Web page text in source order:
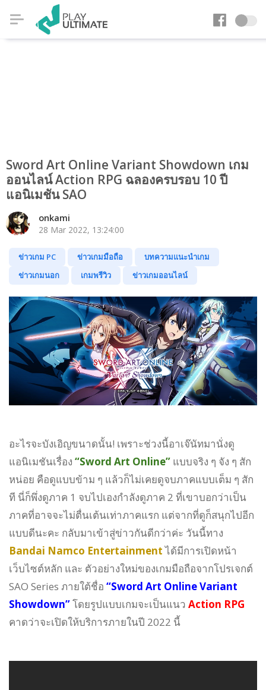
Sword Art Online Variant Showdown เกม
ออนไลน์ Action RPG ฉลองครบรอบ 10 ปี
แอนิเมชัน SAO
onkami
28 Mar 2022, 13:24:00
ข่าวเกม PC ข่าวเกมมือถือ
บทความแนะนำเกม
ข่าวเกมนอก
เกมพรีวิว ข่าวเกมออนไลน์
อะไรจะบังเอิญขนาดนั้น! เพราะช่วงนี้อาเจ๊นัทมานั่งดู
แอนิเมชันเรื่อง “Sword Art Online” แบบจริง ๆ จัง ๆ สัก
หน่อย คือดูแบบข้าม ๆ แล้วก็ไม่เคยดูจบภาคแบบเต็ม ๆ สัก
ที นี่ก็พึ่งดูภาค 1 จบไปเองกำลังดูภาค 2 ที่เขาบอกว่าเป็น
ภาคที่อาจจะไม่ตื่นเต้นเท่าภาคแรก แต่จากที่ดูก็สนุกไปอีก
แบบดีนะคะ กลับมาเข้าสู่ข่าวกันดีกว่าค่ะ วันนี้ทาง
Bandai Namco Entertainmentได้มีการเปิดหน้า
เว็บไซต์หลัก และ ตัวอย่างใหม่ของเกมมือถือจากโปรเจกต์
SAO Series ภายใต้ชื่อ “Sword Art Online Variant
Showdown”โดยรูปแบบเกมจะเป็นแนว Action RPG
คาดว่าจะเปิดให้บริการภายในปี 2022 นี้